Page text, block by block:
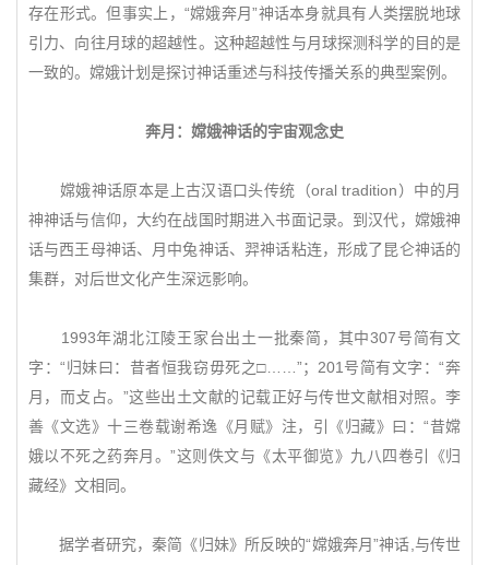
存在形式。但事实上，“嫦娥奔月”神话本身就具有人类摆脱地球
引力、向往月球的超越性。这种超越性与月球探测科学的目的是
一致的。嫦娥计划是探讨神话重述与科技传播关系的典型案例。
奔月：嫦娥神话的宇宙观念史
嫦娥神话原本是上古汉语口头传统（oral tradition）中的月
神神话与信仰，大约在战国时期进入书面记录。到汉代，嫦娥神
话与西王母神话、月中兔神话、羿神话粘连，形成了昆仑神话的
集群，对后世文化产生深远影响。
1993年湖北江陵王家台出土一批秦简，其中307号简有文
字：“归妹曰：昔者恒我窃毋死之□……”；201号简有文字：“奔
月，而攴占。”这些出土文献的记载正好与传世文献相对照。李
善《文选》十三卷载谢希逸《月赋》注，引《归藏》曰：“昔嫦
娥以不死之药奔月。”这则佚文与《太平御览》九八四卷引《归
藏经》文相同。
据学者研究，秦简《归妹》所反映的“嫦娥奔月”神话,与传世